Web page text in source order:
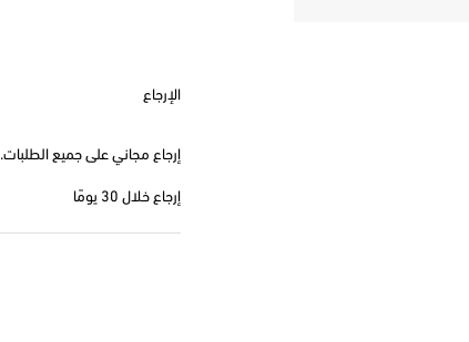
الإرجاع
إرجاع مجاني على جميع الطلبات.
إرجاع خلال 30 يومًا